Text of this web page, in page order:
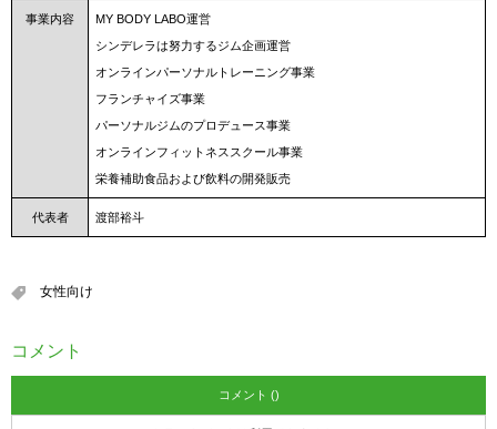
事業内容
MY BODY LABO運営
シンデレラは努力するジム企画運営
オンラインパーソナルトレーニング事業
フランチャイズ事業
パーソナルジムのプロデュース事業
オンラインフィットネススクール事業
栄養補助食品および飲料の開発販売
代表者 渡部裕斗
女性向け
コメント
コメント ()